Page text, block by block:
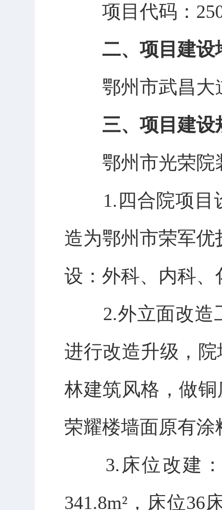
项目代码：
二、 项目建设
鄂州市武昌大
三、 项目建设
鄂州市光荣院
1.四合院项
造为鄂州市荣军优
设：外科、内科
2.外立面改
进行改造升级，
林建筑风格，做
荣耀楼墙面原有
3.床位改建
341.8m²，床位36